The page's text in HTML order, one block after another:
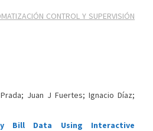
CONTROL Y SUPERVISIÓN
Juan J Fuertes; Ignacio Díaz;
Bill Data Using Interactive